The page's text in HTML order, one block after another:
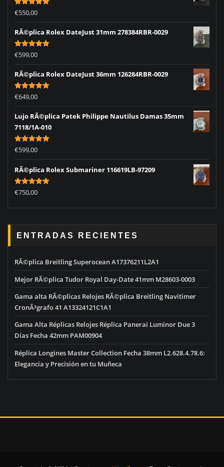
Rated5.00
out of 5
€550,00
RÃ©plica Rolex DateJust 31mm 278384RBR-0029
Rated5.00
out of 5
€599,00
RÃ©plica Rolex DateJust 36mm 126284RBR-0029
Rated5.00
out of 5
€649,00
Lujo RÃ©plica Patek Philippe Nautilus Damas 35mm
7118/1A-010
Rated5.00
out of 5
€599,00
RÃ©plica Rolex Submariner 116619LB-97209
Rated5.00
out of 5
€750,00
ENTRADAS RECIENTES
RÃ©plica Breitling Superocean A17376211L2A1
Mejor RÃ©plica Tudor Royal Day-Date 41mm M28603-0003
Gama alta RÃ©plicas Relojes RÃ©plica Breitling Navitimer
CronÃ³grafo 41 A13324121C1A1
Gama Alta Réplicas Relojes Réplica Panerai Luminor Due 3
Días Fecha 42mm PAM00904
Réplica Longines Master Collection Fecha 38mm L2.628.4.78.6:
Elegancia y Precisión en tu Muñeca